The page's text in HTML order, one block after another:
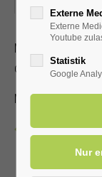
Mit fröhlichen
das Orchester
Mit gültiger Kur-/
Zurück
Externe
Externe
Youtube
Statistik
Google